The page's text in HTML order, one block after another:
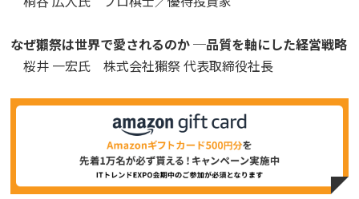
なぜ獺祭は世界で愛されるのか ─品質を軸にした経営戦略
桜井 一宏氏 株式会社獺祭 代表取締役社長